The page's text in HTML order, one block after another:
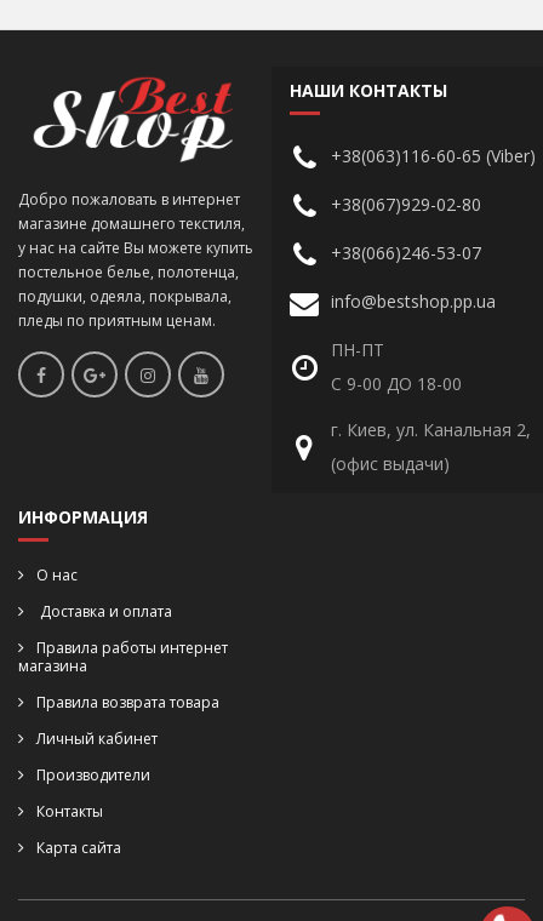
Добро пожаловать в интернет
магазине домашнего текстиля,
у нас на сайте Вы можете купить
постельное белье, полотенца,
подушки, одеяла, покрывала,
пледы по приятным ценам.
НАШИ КОНТАКТЫ
+38(063)116-60-65 (Viber)
+38(067)929-02-80
+38(066)246-53-07
info@bestshop.pp.ua
ПН-ПТ
С 9-00 ДО 18-00
г. Киев, ул. Канальная 2,
(офис выдачи)
ИНФОРМАЦИЯ
О нас
Доставка и оплата
Правила работы интернет
магазина
Правила возврата товара
Личный кабинет
Производители
Контакты
Карта сайта